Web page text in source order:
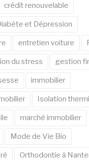
crédit renouvelable
et Dépression
entretien voiture
du stress gestion
immobilier
Isolation
marché immobilier
Mode de Vie Bio
Orthodontie à